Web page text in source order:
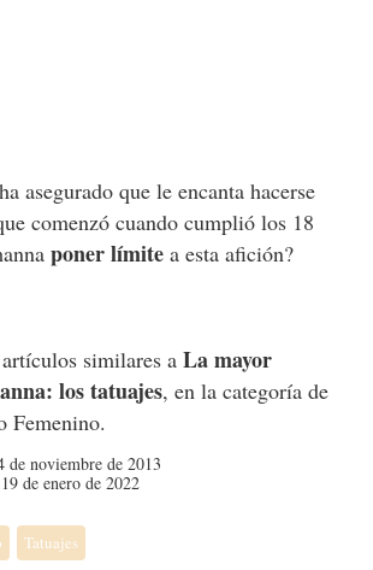
asegurado que le encanta hacerse
comenzó cuando cumplió los 18
poner límitea esta afición?
similares a La mayor
los tatuajes, en la categoría de
Femenino.
de noviembre de 2013
19 de enero de 2022
Tatuajes